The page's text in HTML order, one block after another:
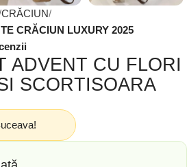
CRĂCIUN
CRĂCIUN LUXURY 2025
ADVENT CU FLORI
SCORTISOARA